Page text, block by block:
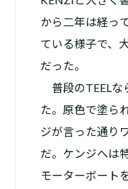
から二年は経っ
ている様子で、
だった。
普段のTEELな
た。原色で塗ら
ジが言った通り
だ。ケンジへは
モーターボート